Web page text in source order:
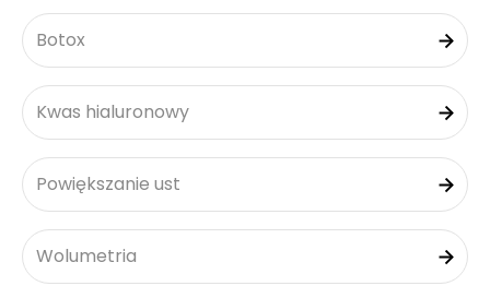
Botox
Kwas hialuronowy
Powiększanie ust
Wolumetria